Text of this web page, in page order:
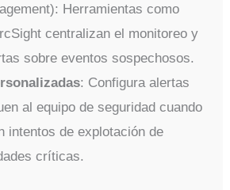
Herramientas como
centralizan el monitoreo y
sobre eventos sospechosos.
: Configura alertas
al equipo de seguridad cuando
intentos de explotación de
críticas.